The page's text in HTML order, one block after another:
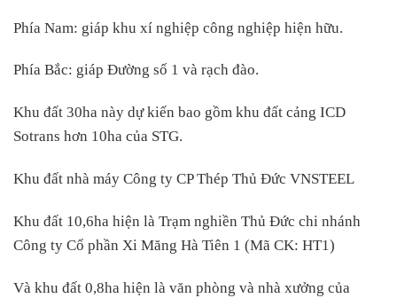
Phía Nam: giáp khu xí nghiệp công nghiệp hiện hữu.
Phía Bắc: giáp Đường số 1 và rạch đào.
Khu đất 30ha này dự kiến bao gồm khu đất cảng ICD
Sotrans hơn 10ha của STG.
Khu đất nhà máy Công ty CP Thép Thủ Đức VNSTEEL
Khu đất 10,6ha hiện là Trạm nghiền Thủ Đức chi nhánh
Công ty Cổ phần Xi Măng Hà Tiên 1 (Mã CK: HT1)
Và khu đất 0,8ha hiện là văn phòng và nhà xưởng của